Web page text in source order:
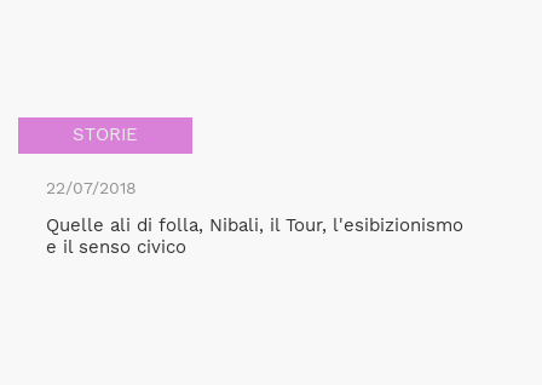
STORIE
22/07/2018
Quelle ali di folla, Nibali, il Tour, l'esibizionismo
e il senso civico